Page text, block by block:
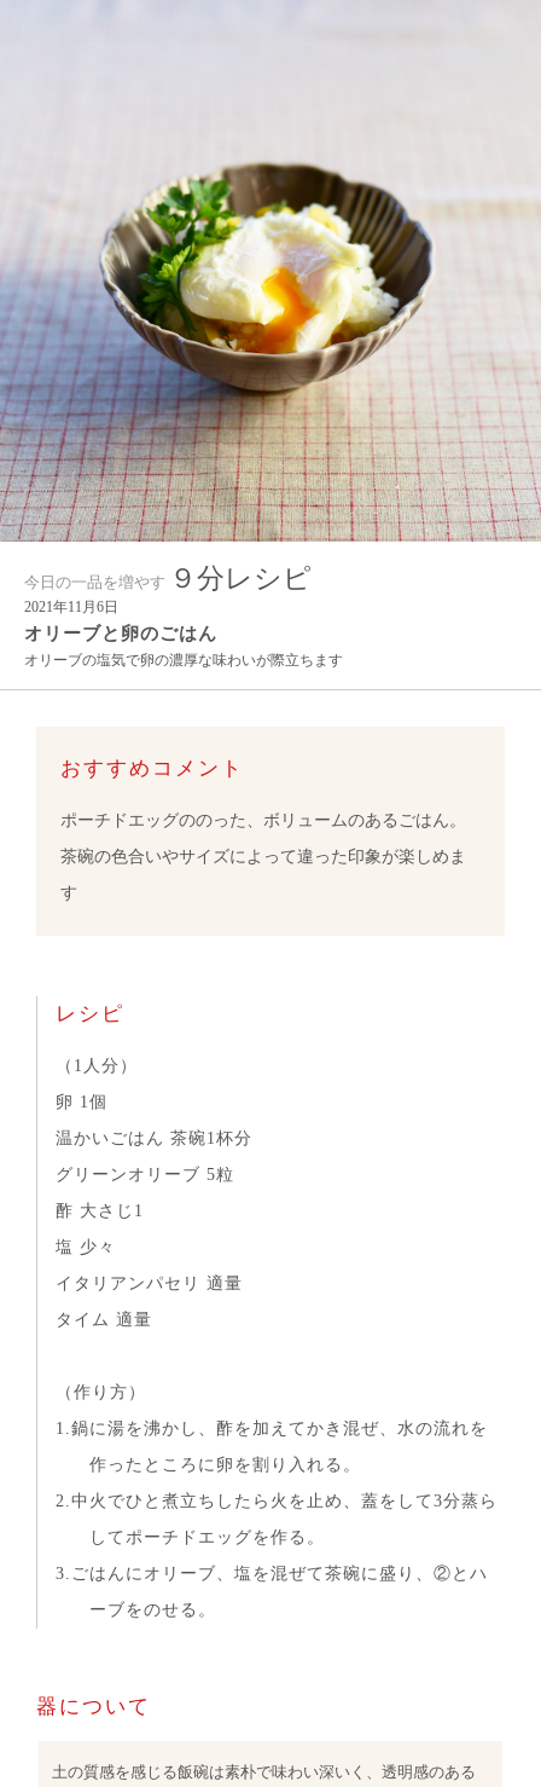
今日の一品を増やす ９分レシピ
2021年11月6日
オリーブと卵のごはん
オリーブの塩気で卵の濃厚な味わいが際立ちます
おすすめコメント
ポーチドエッグののった、ボリュームのあるごはん。
茶碗の色合いやサイズによって違った印象が楽しめま
す
レシピ
（1人分）
卵 1個
温かいごはん 茶碗1杯分
グリーンオリーブ 5粒
酢 大さじ1
塩 少々
イタリアンパセリ 適量
タイム 適量
（作り方）
1.鍋に湯を沸かし、酢を加えてかき混ぜ、水の流れを
作ったところに卵を割り入れる。
2.中火でひと煮立ちしたら火を止め、蓋をして3分蒸ら
してポーチドエッグを作る。
3.ごはんにオリーブ、塩を混ぜて茶碗に盛り、②とハ
ーブをのせる。
器について
土の質感を感じる飯碗は素朴で味わい深いく、透明感のある